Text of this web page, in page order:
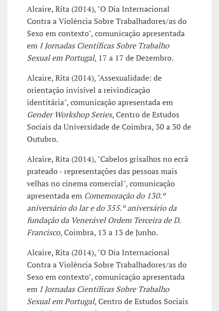
Alcaire, Rita (2014), "O Dia Internacional
Contra a Violência Sobre Trabalhadores/as do
Sexo em contexto", comunicação apresentada
em I Jornadas Científicas Sobre Trabalho
Sexual em Portugal, 17 a 17 de Dezembro.
Alcaire, Rita (2014), "Assexualidade: de
orientação invisível a reivindicação
identitária", comunicação apresentada em
Gender Workshop Series, Centro de Estudos
Sociais da Universidade de Coimbra, 30 a 30 de
Outubro.
Alcaire, Rita (2014), "Cabelos grisalhos no ecrã
prateado - representações das pessoas mais
velhas no cinema comercial", comunicação
apresentada em Comemoração do 130.º
aniversário do lar e do 355.º aniversário da
fundação da Venerável Ordem Terceira de D.
Francisco, Coimbra, 13 a 13 de Junho.
Alcaire, Rita (2014), "O Dia Internacional
Contra a Violência Sobre Trabalhadores/as do
Sexo em contexto", comunicação apresentada
em I Jornadas Científicas Sobre Trabalho
Sexual em Portugal, Centro de Estudos Sociais